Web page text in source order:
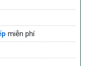
miễn phí